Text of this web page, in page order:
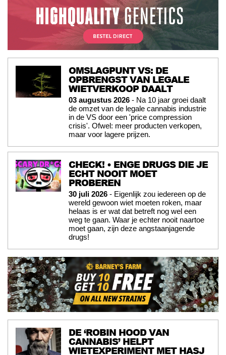
OMSLAGPUNT VS: DE
OPBRENGST VAN LEGALE
WIETVERKOOP DAALT
03 augustus 2026 - Na 10 jaar groei daalt
de omzet van de legale cannabis industrie
in de VS door een 'price compression
crisis'. Ofwel: meer producten verkopen,
maar voor lagere prijzen.
CHECK! • ENGE DRUGS DIE JE
ECHT NOOIT MOET
PROBEREN
30 juli 2026 - Eigenlijk zou iedereen op de
wereld gewoon wiet moeten roken, maar
helaas is er wat dat betreft nog wel een
weg te gaan. Waar je echter nooit naartoe
moet gaan, zijn deze angstaanjagende
drugs!
DE ‘ROBIN HOOD VAN
CANNABIS’ HELPT
WIETEXPERIMENT MET HASJ